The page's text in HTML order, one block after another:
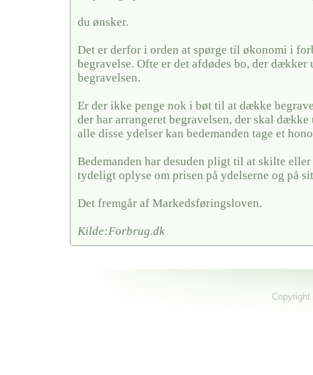
du ønsker.
Det er derfor i orden at spørge til økonomi i
begravelse. Ofte er det afdødes bo, der
begravelsen.
Er der ikke penge nok i bøt til at dække
der har arrangeret begravelsen, der skal
alle disse ydelser kan bedemanden tage et
Bedemanden har desuden pligt til at skilte eller
tydeligt oplyse om prisen på ydelserne og på
Det fremgår af Markedsføringsloven.
Kilde:Forbrug.dk